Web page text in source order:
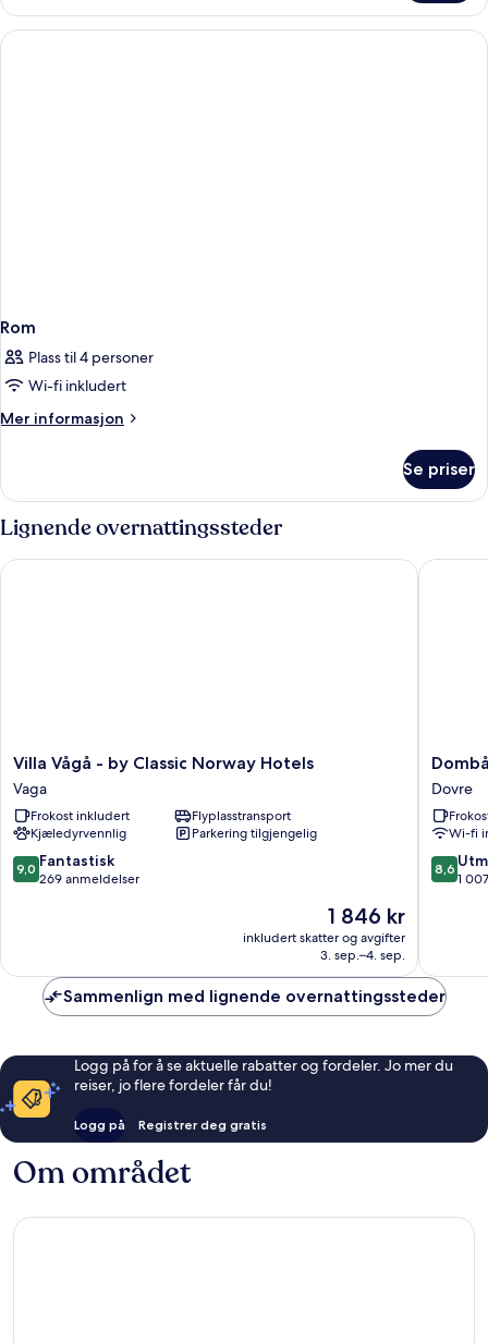
Rom
Plass til 4 personer
Wi-fi inkludert
Mer informasjon
Mer
Se priser
Lignende overnattingssteder
Villa
Vågå
-
by
Classic
Norway
Hotels
Villa Vågå - by Classic Norway Hotels
Vaga
Frokost inkludert
Flyplasstransport
Kjæledyrvennlig
Parkering tilgjengelig
9.0
av
9,0 Fantastisk
269 anmeldelser
Prisen
1 846 kr
1 846 kr
inkludert skatter og avgifter
3. sep.–4. sep.
Villa Vågå - by Classic Norway Hotels
Dombås
Hotel
Dovre
Dovre
Wi-fi
8.6
av
8,6
1
Sammenlign med lignende overnattingssteder
Logg på for å se aktuelle rabatter og fordeler. Jo mer du
reiser, jo flere fordeler får du!
Logg på Registrer deg gratis
Om området